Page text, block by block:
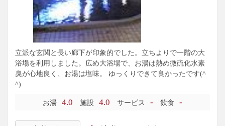
個人的なことですが、これでやっと九州温泉道7県網羅を達成
出来てホッとしました。まだ38湯しか行けてないけど・・・
立派な玄関と長い廊下が印象的でした。立ちよりで一階の大
浴場を利用しました。広め大浴場で、お湯は熱め微硫化水素
臭が心地良く、お湯は塩味。 ゆっくりできて良かったです(^
^)
お湯 4.0 施設 4.0 サービス - 飲食 -